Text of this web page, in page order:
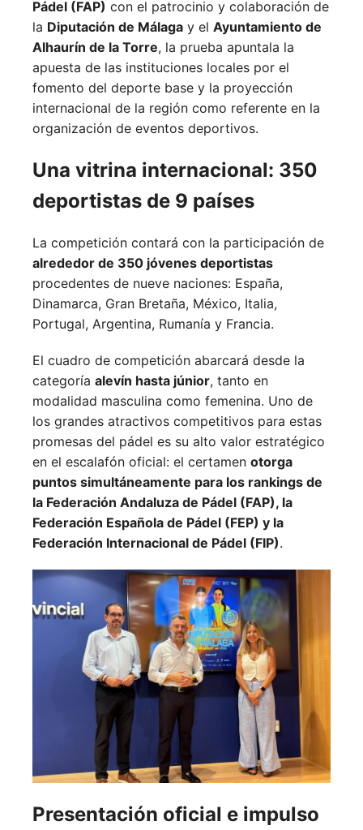
Pádel (FAP) con el patrocinio y colaboración de
la Diputación de Málaga y el Ayuntamiento de
Alhaurín de la Torre, la prueba apuntala la
apuesta de las instituciones locales por el
fomento del deporte base y la proyección
internacional de la región como referente en la
organización de eventos deportivos.
Una vitrina internacional: 350
deportistas de 9 países
La competición contará con la participación de
alrededor de 350 jóvenes deportistas
procedentes de nueve naciones: España,
Dinamarca, Gran Bretaña, México, Italia,
Portugal, Argentina, Rumanía y Francia.
El cuadro de competición abarcará desde la
categoría alevín hasta júnior, tanto en
modalidad masculina como femenina. Uno de
los grandes atractivos competitivos para estas
promesas del pádel es su alto valor estratégico
en el escalafón oficial: el certamen otorga
puntos simultáneamente para los rankings de
la Federación Andaluza de Pádel (FAP), la
Federación Española de Pádel (FEP) y la
Federación Internacional de Pádel (FIP).
Presentación oficial e impulso